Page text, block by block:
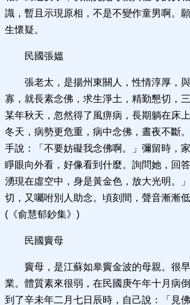
識，暫且示現原相，不是不變作童男啊。
生懷疑。
民國張媼
張老太，是揚州東關人，性情淳厚，
寡，就長素念佛，求生淨土，精勤懇切，
某年秋天，忽然得了風痹病，長期躺在床
冬天，病勢更危重，病中念佛，晝夜不斷
手說：「不要妨礙我念佛啊。」彌留時，
睜眼向外看，好像看到什麼。詢問她，回
湧現在虛空中，身是黃金色，放大光明。
切，又囑咐別人助念。頃刻間，聲音漸漸
(《俞慧郁鈔集》)
民國竇母
竇母，是江蘇如皋竇金波的母親。很
業。體質素來很弱，在民國庚午年十月病
到了辛未年二月七日辰時，自己說：「見